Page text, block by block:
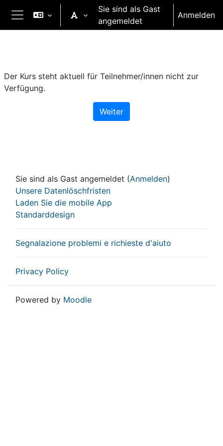
Zum Hauptinhalt
Website-Übersicht
Sie sind als Gast
angemeldet
Anmelden
Der Kurs steht aktuell für Teilnehmer/innen nicht zur
Verfügung.
Weiter
Sie sind als Gast angemeldet (Anmelden)
Unsere Datenlöschfristen
Laden Sie die mobile App
Standarddesign
Segnalazione problemi e richieste d'aiuto
Privacy Policy
Powered by Moodle